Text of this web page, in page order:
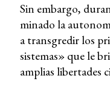
Sin embargo,
minado la
a transgredir los
sistemas» que le
amplias libertades